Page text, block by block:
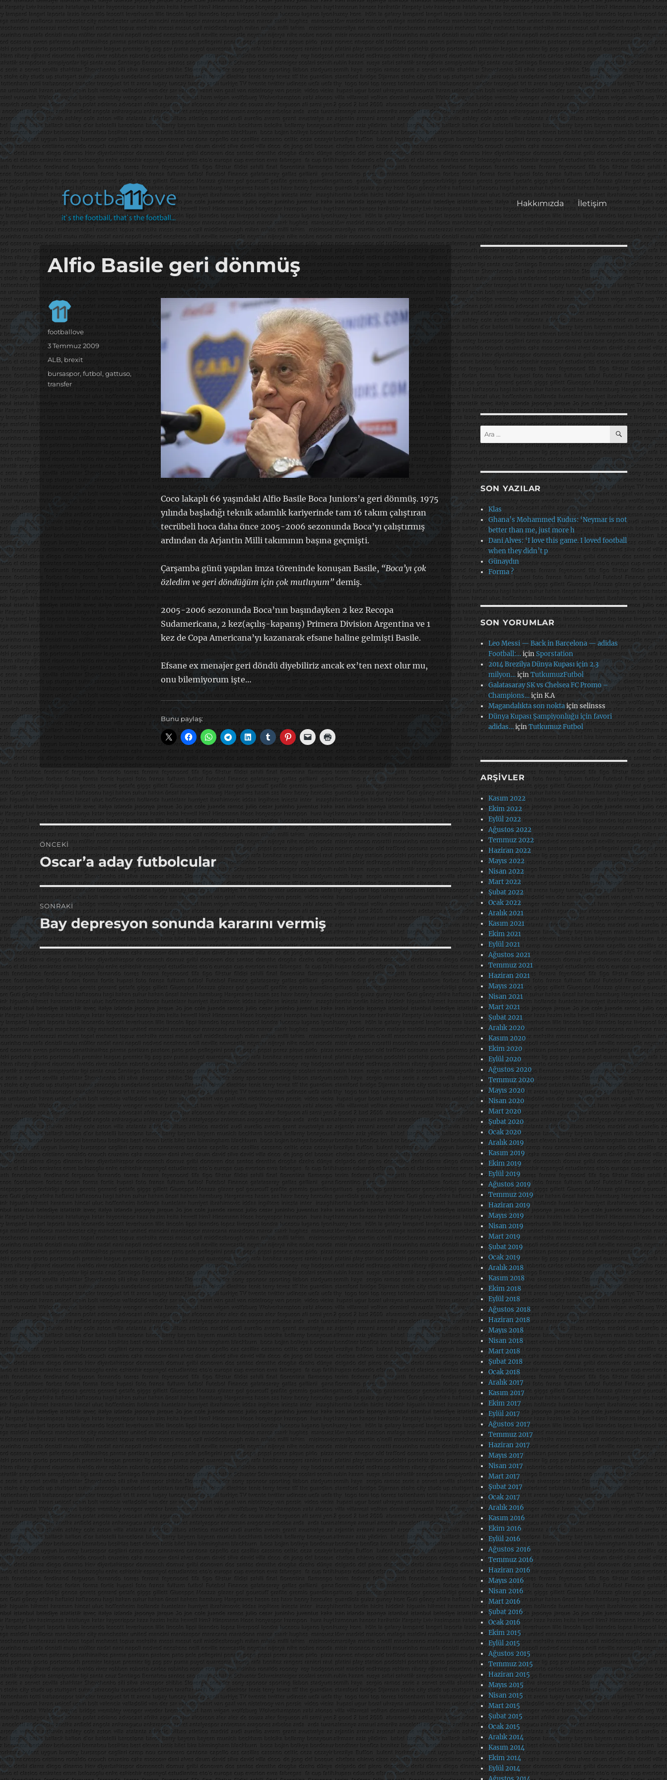
footbaLLove
it's the football, that's the football…
Hakkımızda İletişim
Alfio Basile geri dönmüş
Coco lakaplı 66 yaşındaki Alfio Basile Boca Juniors’a geri dönmüş. 1975
yılında başladığı teknik adamlık kariyerinde tam 16 takım çalıştıran
tecrübeli hoca daha önce 2005-2006 sezonunda Boca’yı çalıştırmış
ardından da Arjantin Milli takımının başına geçmişti.
Çarşamba günü yapılan imza töreninde konuşan Basile, “Boca’yı çok
özledim ve geri döndüğüm için çok mutluyum”demiş.
2005-2006 sezonunda Boca’nın başındayken 2 kez Recopa
Sudamericana, 2 kez(açılış-kapanış) Primera Division Argentina ve 1
kez de Copa Americana’yı kazanarak efsane haline gelmişti Basile.
Efsane ex menajer geri döndü diyebiliriz ancak ex’ten next olur mu,
onu bilemiyorum işte…
Bunu paylaş:
Yazar
footballove
Yayın
tarihi
3 Temmuz 2009
Kategoriler
ALB, brexit
Etiketler
bursaspor,futbol,gattuso,
transfer
Yazı
gezinmesi
ÖNCEKI
Önceki
yazı:
Oscar’a aday futbolcular
SONRAKI
Sonraki
yazı:
Bay depresyon sonunda kararını vermiş
Ara: ARA
SON YAZILAR
Klas
Ghana’s Mohammed Kudus: ‘Neymar is not
better than me, just more h
Dani Alves: ‘I love this game. I loved football
when they didn’t p
Günaydın
Forma ?
SON YORUMLAR
Leo Messi — Back in Barcelona — adidas
Football:…içinSporstation
2014 Brezilya Dünya Kupası için 2.3
milyon…içinTutkumuzFutbol
Galatasaray SK vs Chelsea FC Promo –
Champions…içinK.A
Magandalıkta son noktaiçinselinsss
Dünya Kupası Şampiyonluğu için favori
adidas…içinTutkumuz Futbol
ARŞIVLER
Kasım 2022
Ekim 2022
Eylül 2022
Ağustos 2022
Temmuz 2022
Haziran 2022
Mayıs 2022
Nisan 2022
Mart 2022
Şubat 2022
Ocak 2022
Aralık 2021
Kasım 2021
Ekim 2021
Eylül 2021
Ağustos 2021
Temmuz 2021
Haziran 2021
Mayıs 2021
Nisan 2021
Mart 2021
Şubat 2021
Aralık 2020
Kasım 2020
Ekim 2020
Eylül 2020
Ağustos 2020
Temmuz 2020
Mayıs 2020
Nisan 2020
Mart 2020
Şubat 2020
Ocak 2020
Aralık 2019
Kasım 2019
Ekim 2019
Eylül 2019
Ağustos 2019
Temmuz 2019
Haziran 2019
Mayıs 2019
Nisan 2019
Mart 2019
Şubat 2019
Ocak 2019
Aralık 2018
Kasım 2018
Ekim 2018
Eylül 2018
Ağustos 2018
Haziran 2018
Mayıs 2018
Nisan 2018
Mart 2018
Şubat 2018
Ocak 2018
Aralık 2017
Kasım 2017
Ekim 2017
Eylül 2017
Ağustos 2017
Temmuz 2017
Haziran 2017
Mayıs 2017
Nisan 2017
Mart 2017
Şubat 2017
Ocak 2017
Aralık 2016
Kasım 2016
Ekim 2016
Eylül 2016
Ağustos 2016
Temmuz 2016
Haziran 2016
Mayıs 2016
Nisan 2016
Mart 2016
Şubat 2016
Ocak 2016
Ekim 2015
Eylül 2015
Ağustos 2015
Temmuz 2015
Haziran 2015
Mayıs 2015
Nisan 2015
Mart 2015
Şubat 2015
Ocak 2015
Aralık 2014
Kasım 2014
Ekim 2014
Eylül 2014